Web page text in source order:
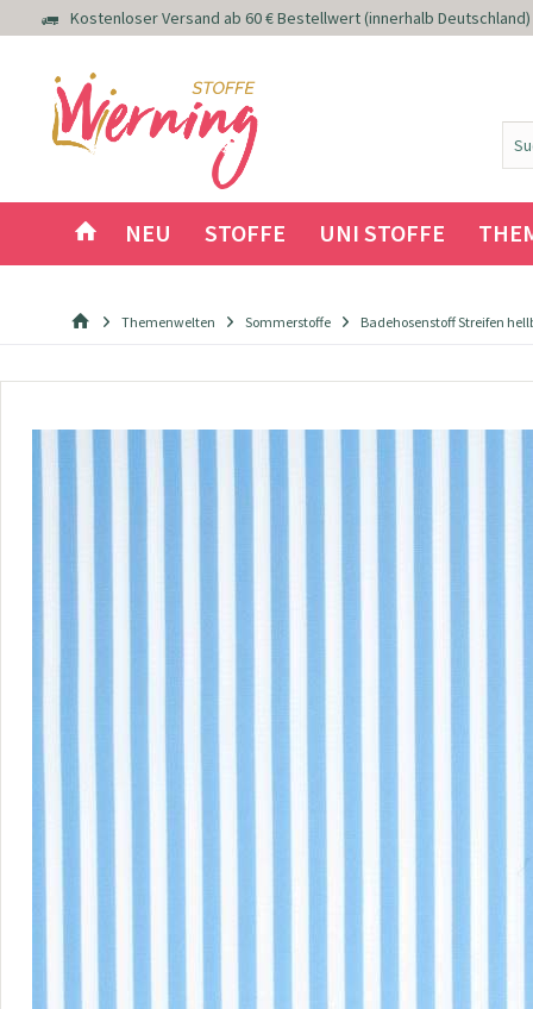
Kostenloser Versand ab 60 € Bestellwert (innerhalb Deutschland)
NEU STOFFE UNI STOFFE
Themenwelten Sommerstoffe Badehosenstoff Streifen